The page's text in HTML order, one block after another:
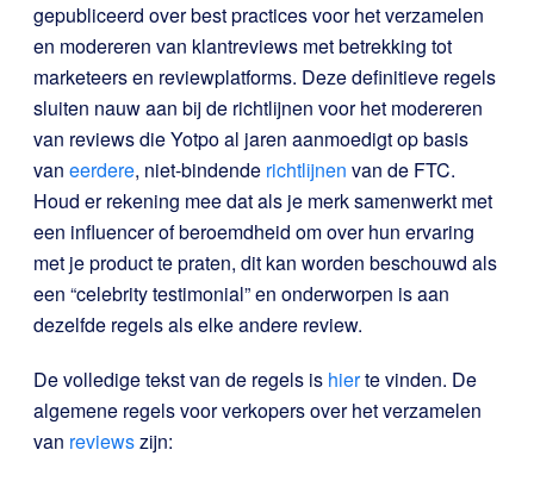
gepubliceerd over best practices voor het verzamelen
en modereren van klantreviews met betrekking tot
marketeers en reviewplatforms. Deze definitieve regels
sluiten nauw aan bij de richtlijnen voor het modereren
van reviews die Yotpo al jaren aanmoedigt op basis
van eerdere, niet-bindende richtlijnen van de FTC.
Houd er rekening mee dat als je merk samenwerkt met
een influencer of beroemdheid om over hun ervaring
met je product te praten, dit kan worden beschouwd als
een “celebrity testimonial” en onderworpen is aan
dezelfde regels als elke andere review.
De volledige tekst van de regels is hierte vinden. De
algemene regels voor verkopers over het verzamelen
van reviewszijn: